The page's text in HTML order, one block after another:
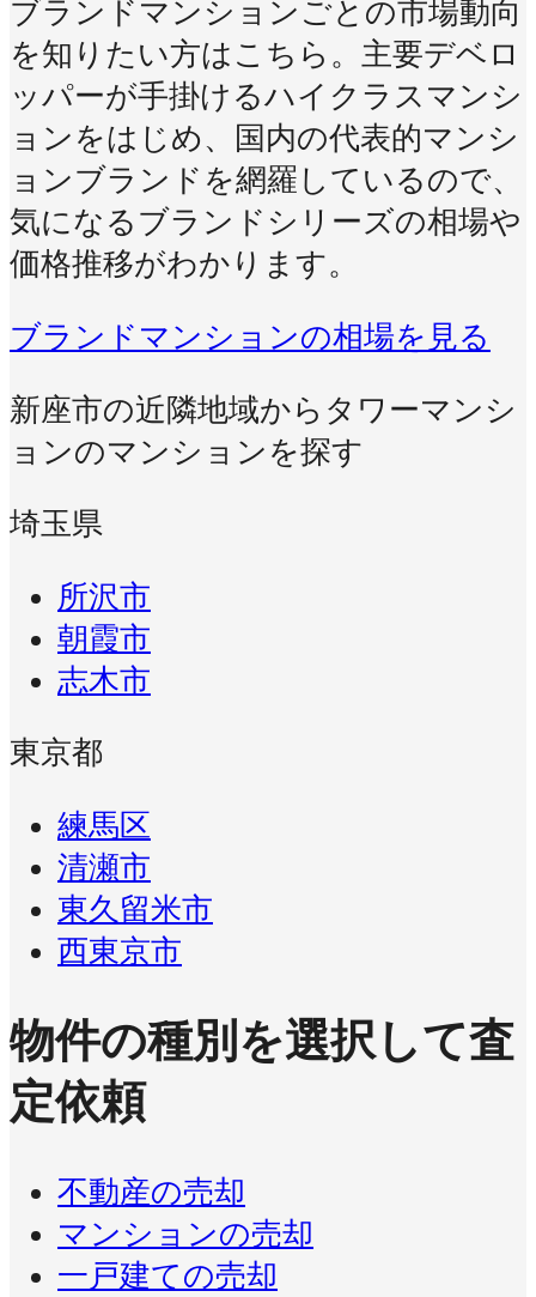
ブランドマンションごとの市場動向
を知りたい方はこちら。主要デベロ
ッパーが手掛けるハイクラスマンシ
ョンをはじめ、国内の代表的マンシ
ョンブランドを網羅しているので、
気になるブランドシリーズの相場や
価格推移がわかります。
ブランドマンションの相場を見る
新座市の近隣地域からタワーマンシ
ョンのマンションを探す
埼玉県
所沢市
朝霞市
志木市
東京都
練馬区
清瀬市
東久留米市
西東京市
物件の種別を選択して査
定依頼
不動産の売却
マンションの売却
一戸建ての売却